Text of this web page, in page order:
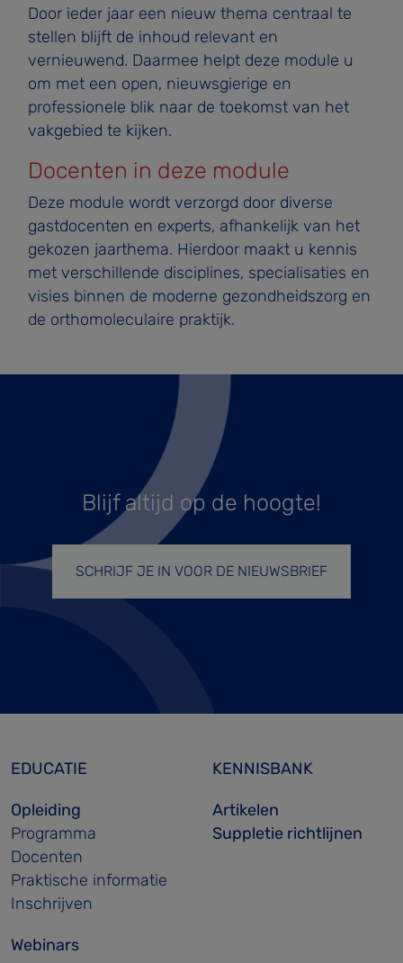
Door ieder jaar een nieuw thema centraal te
stellen blijft de inhoud relevant en
vernieuwend. Daarmee helpt deze module u
om met een open, nieuwsgierige en
professionele blik naar de toekomst van het
vakgebied te kijken.
Docenten in deze module
Deze module wordt verzorgd door diverse
gastdocenten en experts, afhankelijk van het
gekozen jaarthema. Hierdoor maakt u kennis
met verschillende disciplines, specialisaties en
visies binnen de moderne gezondheidszorg en
de orthomoleculaire praktijk.
Blijf altijd op de hoogte!
SCHRIJF JE IN VOOR DE NIEUWSBRIEF
EDUCATIE
Opleiding
Programma
Docenten
Praktische informatie
Inschrijven
Webinars
KENNISBANK
Artikelen
Suppletie richtlijnen